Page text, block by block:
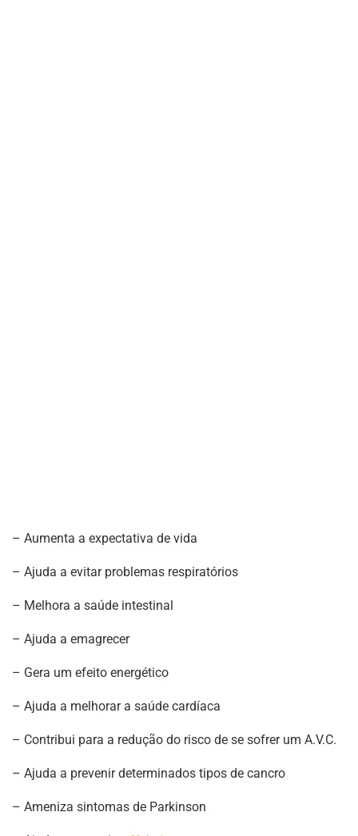
– Aumenta a expectativa de vida
– Ajuda a evitar problemas respiratórios
– Melhora a saúde intestinal
– Ajuda a emagrecer
– Gera um efeito energético
– Ajuda a melhorar a saúde cardíaca
– Contribui para a redução do risco de se sofrer um A.V.C.
– Ajuda a prevenir determinados tipos de cancro
– Ameniza sintomas de Parkinson